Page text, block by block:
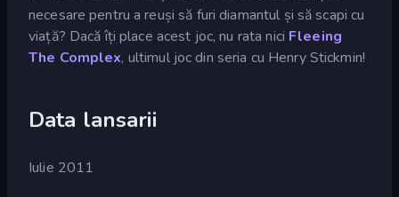
necesare pentru a reuși să furi diamantul și să scapi cu
viață? Dacă îți place acest joc, nu rata nici Fleeing
The Complex, ultimul joc din seria cu Henry Stickmin!
Data lansarii
Iulie 2011